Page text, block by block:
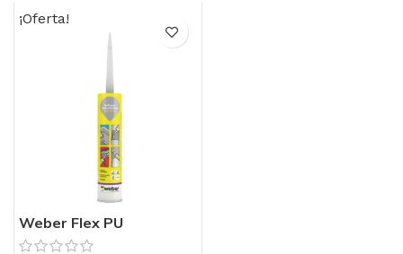
¡Oferta!
Weber Flex PU